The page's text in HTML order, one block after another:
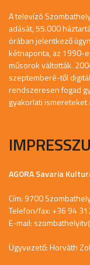
A televízó
adását, 55.000
órában jelentkező
kétnaponta, az 1990-
műsorok váltották.
szeptemberé-től
rendszeresen fogad
gyakorlati ismereteket
AGORA Savaria
Cím: 9700
Telefon/fax: +36 94
E-mail:
Ügyvezető: Horváth